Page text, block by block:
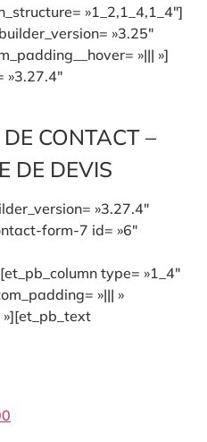
»1_2,1_4,1_4″]
»3.25″
»||| »]
»3.27.4″
CONTACT –
DE DEVIS
»3.27.4″
form-7 id= »6″
type= »1_4″
»||| »
»][et_pb_text